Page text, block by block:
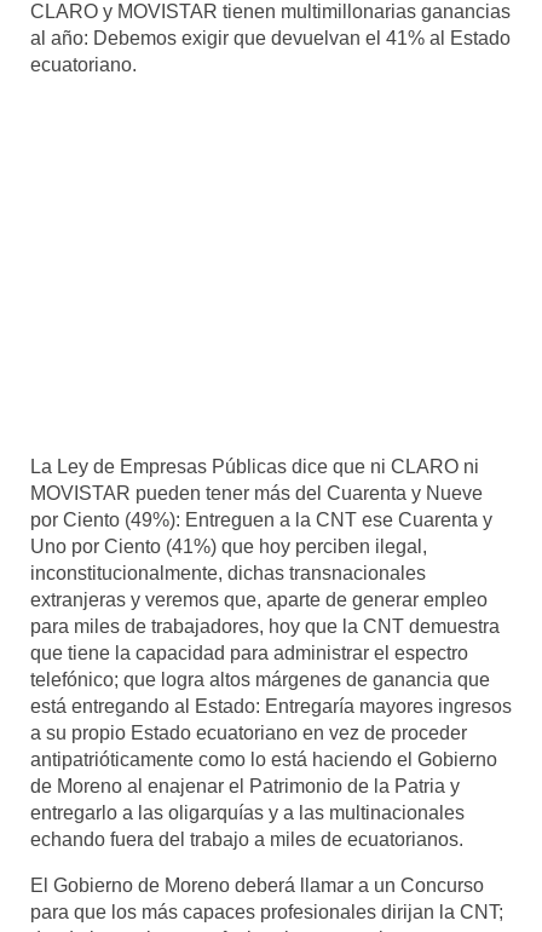
CLARO y MOVISTAR tienen multimillonarias ganancias
al año: Debemos exigir que devuelvan el 41% al Estado
ecuatoriano.
La Ley de Empresas Públicas dice que ni CLARO ni
MOVISTAR pueden tener más del Cuarenta y Nueve
por Ciento (49%): Entreguen a la CNT ese Cuarenta y
Uno por Ciento (41%) que hoy perciben ilegal,
inconstitucionalmente, dichas transnacionales
extranjeras y veremos que, aparte de generar empleo
para miles de trabajadores, hoy que la CNT demuestra
que tiene la capacidad para administrar el espectro
telefónico; que logra altos márgenes de ganancia que
está entregando al Estado: Entregaría mayores ingresos
a su propio Estado ecuatoriano en vez de proceder
antipatrióticamente como lo está haciendo el Gobierno
de Moreno al enajenar el Patrimonio de la Patria y
entregarlo a las oligarquías y a las multinacionales
echando fuera del trabajo a miles de ecuatorianos.
El Gobierno de Moreno deberá llamar a un Concurso
para que los más capaces profesionales dirijan la CNT;